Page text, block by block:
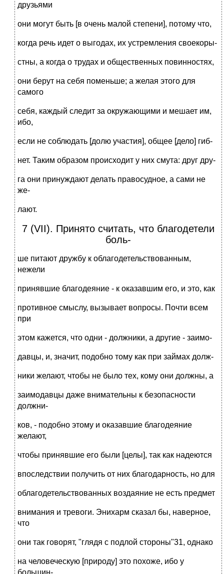
друзьями
они могут быть [в очень малой степени], потому что,
когда речь идет о выгодах, их устремления своекоры-
стны, а когда о трудах и общественных повинностях,
они берут на себя поменьше; а желая этого для
самого
себя, каждый следит за окружающими и мешает им,
ибо,
если не соблюдать [долю участия], общее [дело] гиб-
нет. Таким образом происходит у них смута: друг дру-
га они принуждают делать правосудное, а сами не
же-
лают.
7 (VII). Принято считать, что благодетели
боль-
ше питают дружбу к облагодетельствованным,
нежели
принявшие благодеяние - к оказавшим его, и это, как
противное смыслу, вызывает вопросы. Почти всем
при
этом кажется, что одни - должники, а другие - заимо-
давцы, и, значит, подобно тому как при займах долж-
ники желают, чтобы не было тех, кому они должны, а
заимодавцы даже внимательны к безопасности
должни-
ков, - подобно этому и оказавшие благодеяние
желают,
чтобы принявшие его были [целы], так как надеются
впоследствии получить от них благодарность, но для
облагодетельствованных воздаяние не есть предмет
внимания и тревоги. Энихарм сказал бы, наверное,
что
они так говорят, "глядя с подлой стороны"31, однако
на человеческую [природу] это похоже, ибо у